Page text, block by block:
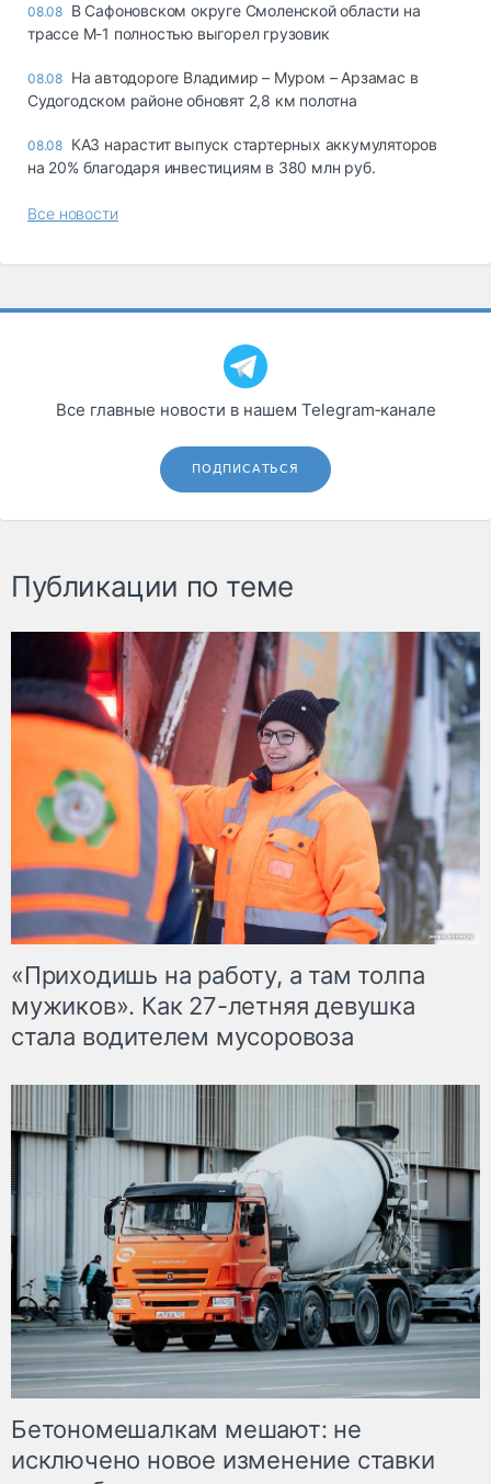
08.08 В Сафоновском округе Смоленской области на
трассе М-1 полностью выгорел грузовик
08.08 На автодороге Владимир – Муром – Арзамас в
Судогодском районе обновят 2,8 км полотна
08.08 КАЗ нарастит выпуск стартерных аккумуляторов
на 20% благодаря инвестициям в 380 млн руб.
Все новости
Все главные новости в нашем Telegram‑канале
ПОДПИСАТЬСЯ
Публикации по теме
«Приходишь на работу, а там толпа
мужиков». Как 27-летняя девушка
стала водителем мусоровоза
Бетономешалкам мешают: не
исключено новое изменение ставки